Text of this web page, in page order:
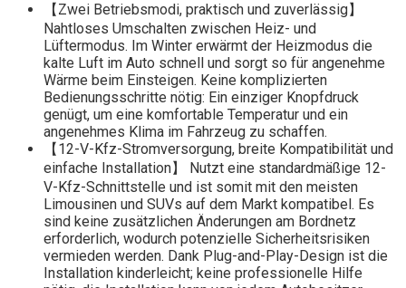
【Zwei Betriebsmodi, praktisch und zuverlässig】
Nahtloses Umschalten zwischen Heiz- und
Lüftermodus. Im Winter erwärmt der Heizmodus die
kalte Luft im Auto schnell und sorgt so für angenehme
Wärme beim Einsteigen. Keine komplizierten
Bedienungsschritte nötig: Ein einziger Knopfdruck
genügt, um eine komfortable Temperatur und ein
angenehmes Klima im Fahrzeug zu schaffen.
【12-V-Kfz-Stromversorgung, breite Kompatibilität und
einfache Installation】 Nutzt eine standardmäßige 12-
V-Kfz-Schnittstelle und ist somit mit den meisten
Limousinen und SUVs auf dem Markt kompatibel. Es
sind keine zusätzlichen Änderungen am Bordnetz
erforderlich, wodurch potenzielle Sicherheitsrisiken
vermieden werden. Dank Plug-and-Play-Design ist die
Installation kinderleicht; keine professionelle Hilfe